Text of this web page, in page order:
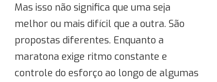
Mas isso não significa que uma seja
melhor ou mais difícil que a outra. São
propostas diferentes. Enquanto a
maratona exige ritmo constante e
controle do esforço ao longo de algumas